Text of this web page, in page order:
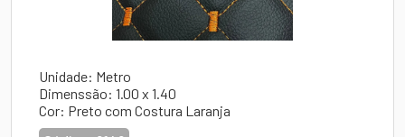
Unidade: Metro
Dimenssão: 1.00 x 1.40
Cor: Preto com Costura Laranja